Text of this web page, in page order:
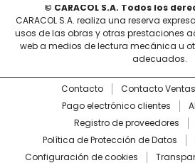
© CARACOL S.A. Todos los
CARACOL S.A. realiza una reserva
usos de las obras y otras prestaciones
web a medios de lectura mecánica u
adecuados.
Contacto Contacto Ventas
Pago electrónico clientes
Registro de proveedores
Política de Protección de Datos
Configuración de cookies